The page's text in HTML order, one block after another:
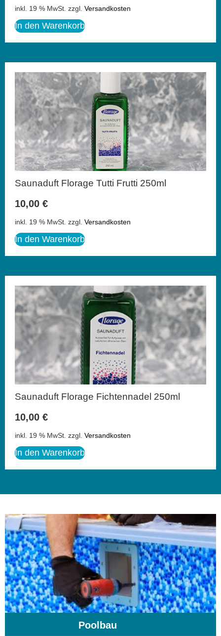
inkl. 19 % MwSt. zzgl. Versandkosten
In den Warenkorb
Saunaduft Florage Tutti Frutti 250ml
10,00 €
inkl. 19 % MwSt. zzgl. Versandkosten
In den Warenkorb
Saunaduft Florage Fichtennadel 250ml
10,00 €
inkl. 19 % MwSt. zzgl. Versandkosten
In den Warenkorb
Poolbau